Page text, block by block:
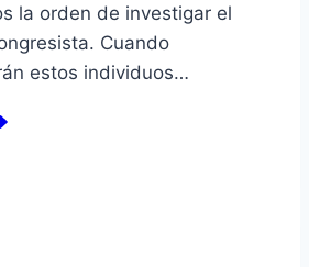
la orden de investigar el
Cuando
estos individuos…